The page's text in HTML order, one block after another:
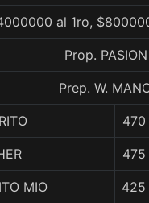
al 1ro,
Prop.
Prep. W.
470
475
MIO 425